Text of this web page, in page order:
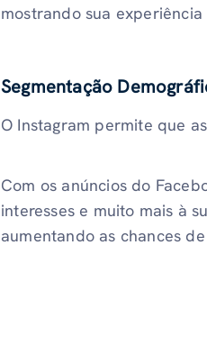
mostrando sua
Segmentação
O Instagram permite que
Com os anúncios do
interesses e muito mais à
aumentando as chances